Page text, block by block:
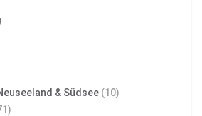
& Südsee (10)